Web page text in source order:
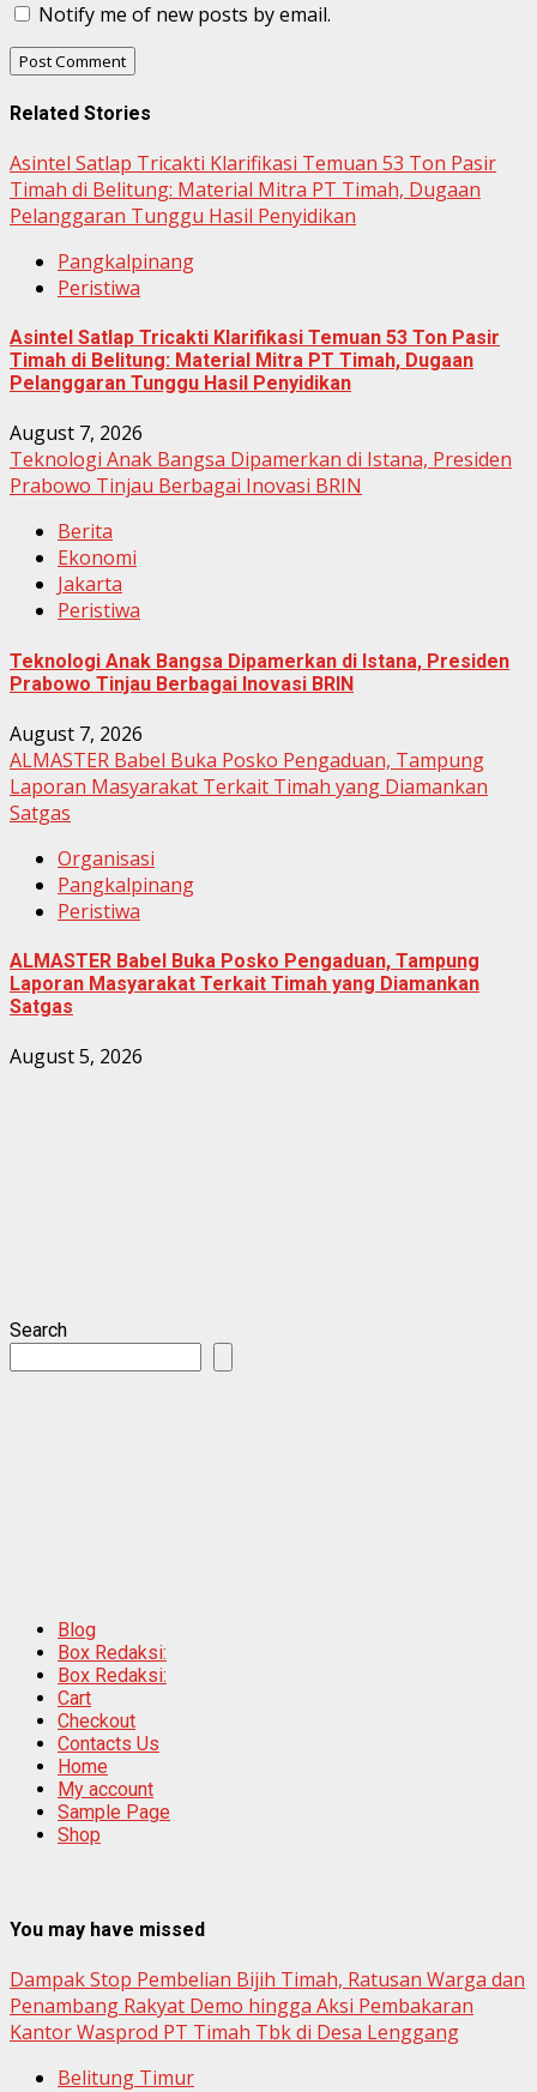
Notify me of new posts by email.
Related Stories
Asintel Satlap Tricakti Klarifikasi Temuan 53 Ton Pasir
Timah di Belitung: Material Mitra PT Timah, Dugaan
Pelanggaran Tunggu Hasil Penyidikan
Pangkalpinang
Peristiwa
Asintel Satlap Tricakti Klarifikasi Temuan 53 Ton Pasir
Timah di Belitung: Material Mitra PT Timah, Dugaan
Pelanggaran Tunggu Hasil Penyidikan
August 7, 2026
Teknologi Anak Bangsa Dipamerkan di Istana, Presiden
Prabowo Tinjau Berbagai Inovasi BRIN
Berita
Ekonomi
Jakarta
Peristiwa
Teknologi Anak Bangsa Dipamerkan di Istana, Presiden
Prabowo Tinjau Berbagai Inovasi BRIN
August 7, 2026
ALMASTER Babel Buka Posko Pengaduan, Tampung
Laporan Masyarakat Terkait Timah yang Diamankan
Satgas
Organisasi
Pangkalpinang
Peristiwa
ALMASTER Babel Buka Posko Pengaduan, Tampung
Laporan Masyarakat Terkait Timah yang Diamankan
Satgas
August 5, 2026
Search
Blog
Box Redaksi:
Box Redaksi:
Cart
Checkout
Contacts Us
Home
My account
Sample Page
Shop
You may have missed
Dampak Stop Pembelian Bijih Timah, Ratusan Warga dan
Penambang Rakyat Demo hingga Aksi Pembakaran
Kantor Wasprod PT Timah Tbk di Desa Lenggang
Belitung Timur